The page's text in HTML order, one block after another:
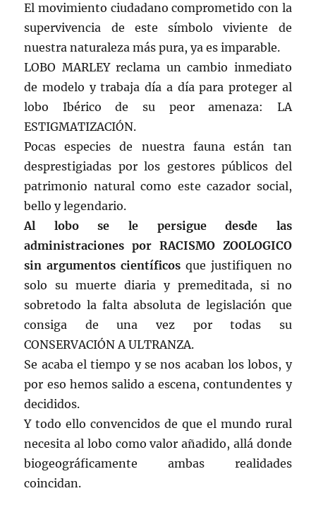
El movimiento ciudadano comprometido con la
supervivencia de este símbolo viviente de
nuestra naturaleza más pura, ya es imparable.
LOBO MARLEY reclama un cambio inmediato
de modelo y trabaja día a día para proteger al
lobo Ibérico de su peor amenaza: LA
ESTIGMATIZACIÓN.
Pocas especies de nuestra fauna están tan
desprestigiadas por los gestores públicos del
patrimonio natural como este cazador social,
bello y legendario.
Al lobo se le persigue desde las
administraciones por RACISMO ZOOLOGICO
sin argumentos científicos que justifiquen no
solo su muerte diaria y premeditada, si no
sobretodo la falta absoluta de legislación que
consiga de una vez por todas su
CONSERVACIÓN A ULTRANZA.
Se acaba el tiempo y se nos acaban los lobos, y
por eso hemos salido a escena, contundentes y
decididos.
Y todo ello convencidos de que el mundo rural
necesita al lobo como valor añadido, allá donde
biogeográficamente ambas realidades
coincidan.